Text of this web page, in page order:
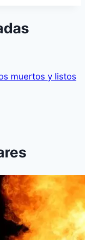
muertos y listos